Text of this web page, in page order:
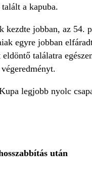
talált a kapuba.
jobban, az 54.
egyre jobban
találatra
legjobb nyolc
után